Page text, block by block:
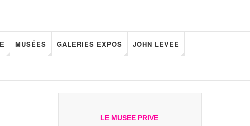
MUSÉES GALERIES EXPOS JOHN LEVEE
LE MUSEE PRIVE